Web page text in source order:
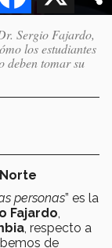
Sergio Fajardo,
los estudiantes
deben tomar su
personas” es la
Fajardo
, respecto a
de